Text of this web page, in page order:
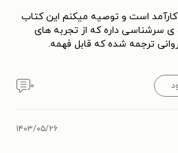
است و توصیه میکنم این کتاب
سرشناسی داره که از تجربه های
ترجمه شده که قابل فهمه.
۰
۱۴۰۳/۰۵/۲۶